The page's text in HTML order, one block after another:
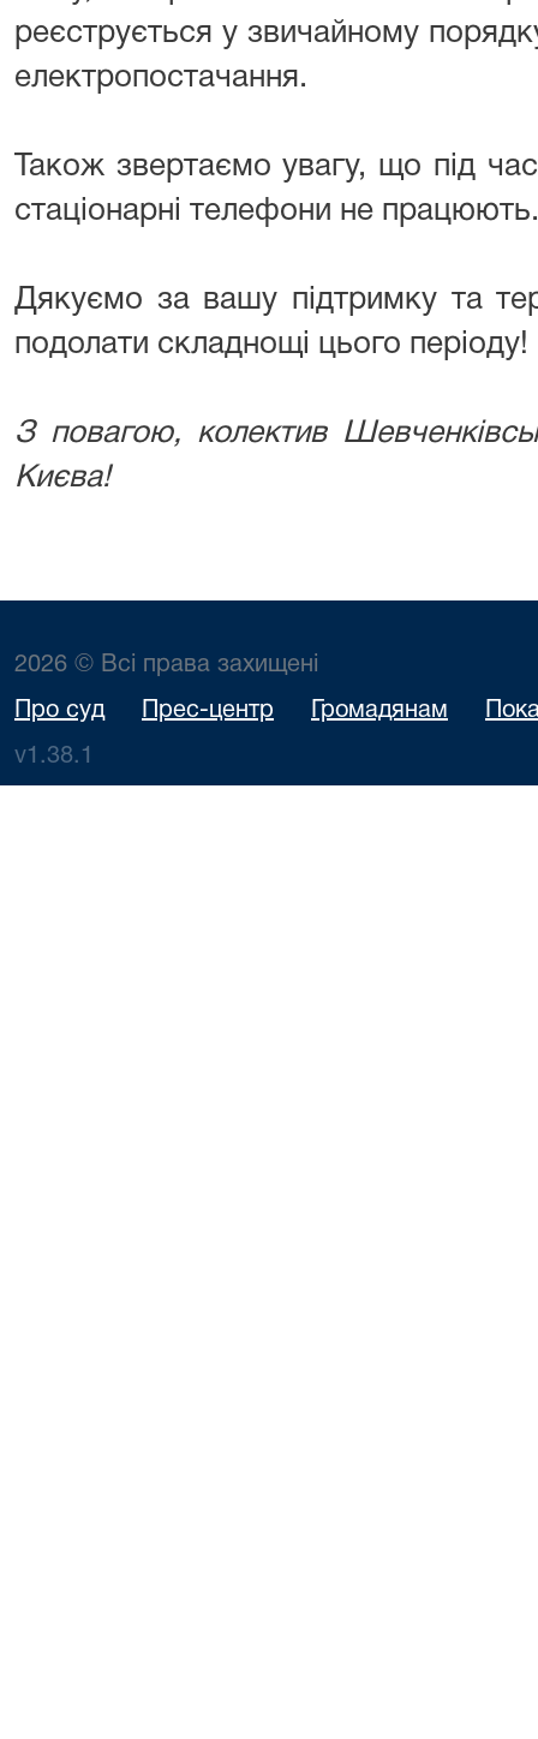
реєструється у звичайному
електропостачання.
Також звертаємо увагу, що під час
стаціонарні телефони не працюють.
Дякуємо за вашу підтримку та
подолати складнощі цього періоду!
З повагою, колектив
Києва!
2026 © Всі права захищені
Про суд Прес-центр Громадянам
v1.38.1